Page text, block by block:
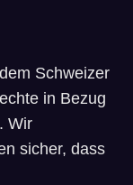
Schweizer
in Bezug
Wir
sicher, dass